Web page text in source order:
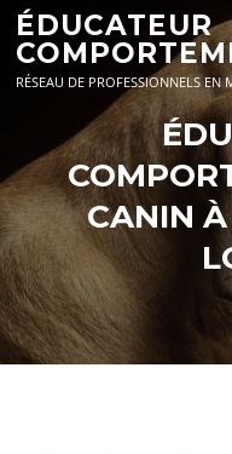
Aller
contenu
ÉDUCATEUR
RÉSEAU DE PROFESSIONNELS EN
CANIN